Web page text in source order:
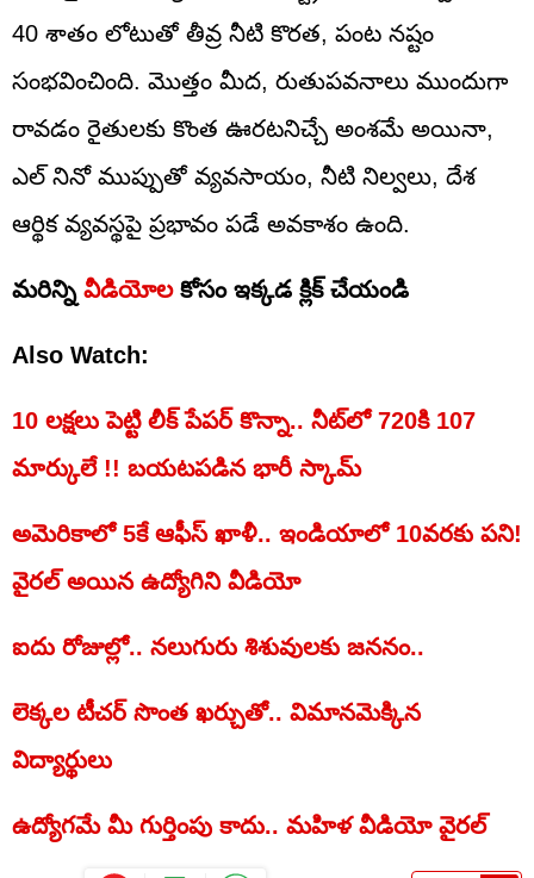
40 శాతం లోటుతో తీవ్ర నీటి కొరత, పంట నష్టం
సంభవించింది. మొత్తం మీద, రుతుపవనాలు ముందుగా
రావడం రైతులకు కొంత ఊరటనిచ్చే అంశమే అయినా,
ఎల్ నినో ముప్పుతో వ్యవసాయం, నీటి నిల్వలు, దేశ
ఆర్థిక వ్యవస్థపై ప్రభావం పడే అవకాశం ఉంది.
మరిన్ని వీడియోలకోసం ఇక్కడ క్లిక్ చేయండి
Also Watch:
10 లక్షలు పెట్టి లీక్ పేపర్ కొన్నా.. నీట్‌లో 720కి 107
మార్కులే !! బయటపడిన భారీ స్కామ్
అమెరికాలో 5కే ఆఫీస్ ఖాళీ.. ఇండియాలో 10వరకు పని!
వైరల్ అయిన ఉద్యోగిని వీడియో
ఐదు రోజుల్లో.. నలుగురు శిశువులకు జననం..
లెక్కల టీచర్‌ సొంత ఖర్చుతో.. విమానమెక్కిన
విద్యార్థులు
ఉద్యోగమే మీ గుర్తింపు కాదు.. మహిళ వీడియో వైరల్